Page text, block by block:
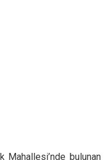
Mahallesi’nde bulunan